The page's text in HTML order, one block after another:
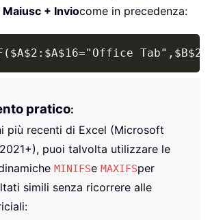
+ Inviocome in precedenza:
Copy
pratico:
più recenti di Excel (Microsoft
puoi talvolta utilizzare le
MINIFSe MAXIFSper
simili senza ricorrere alle